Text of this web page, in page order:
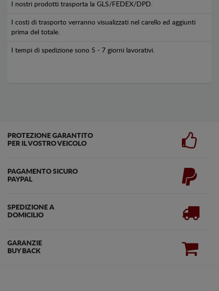
I nostri prodotti trasporta la GLS/FEDEX/DPD.
I costi di trasporto verranno visualizzati nel carello ed aggiunti
prima del totale.
I tempi di spedizione sono 5 - 7 giorni lavorativi.
PROTEZIONE GARANTITO
PER IL VOSTRO VEICOLO
PAGAMENTO SICURO
PAYPAL
SPEDIZIONE A
DOMICILIO
GARANZIE
BUY BACK